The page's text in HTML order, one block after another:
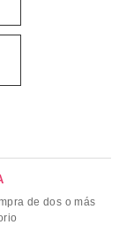
de dos o más